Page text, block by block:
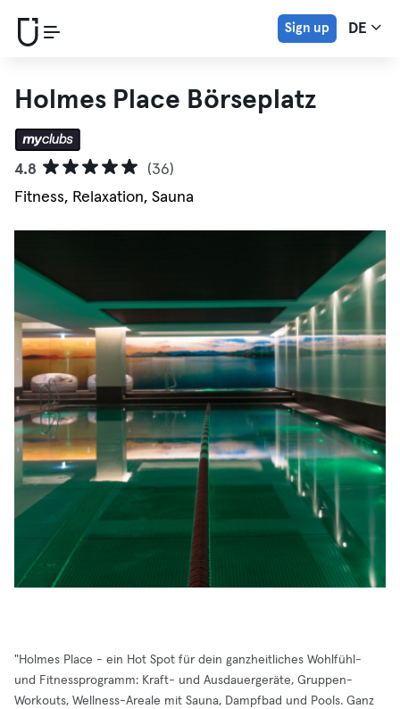
Sign up DE
Holmes Place Börseplatz
4.8
(36)
Fitness, Relaxation, Sauna
"Holmes Place - ein Hot Spot für dein ganzheitliches Wohlfühl-
und Fitnessprogramm: Kraft- und Ausdauergeräte, Gruppen-
Workouts, Wellness-Areale mit Sauna, Dampfbad und Pools. Ganz